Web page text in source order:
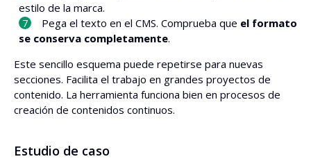
estilo de la marca.
Pega el texto en el CMS. Comprueba que el formato
se conserva completamente.
Este sencillo esquema puede repetirse para nuevas
secciones. Facilita el trabajo en grandes proyectos de
contenido. La herramienta funciona bien en procesos de
creación de contenidos continuos.
Estudio de caso